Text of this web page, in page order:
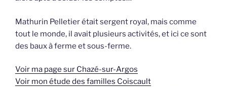
Mathurin Pelletier était sergent royal, mais comme
tout le monde, il avait plusieurs activités, et ici ce sont
des baux à ferme et sous-ferme.
Voir ma page sur Chazé-sur-Argos
Voir mon étude des familles Coiscault